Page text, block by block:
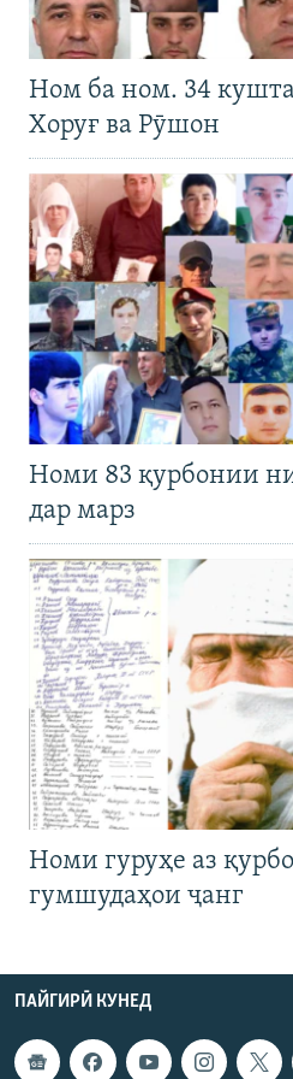
Ном ба ном. 34
Хоруғ ва Рӯшон
Номи 83 қурбонии
дар марз
Номи гуруҳе аз
гумшудаҳои ҷанг
ПАЙГИРӢ КУНЕД